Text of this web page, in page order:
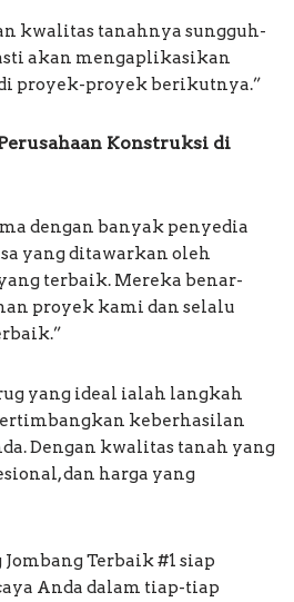
kwalitas tanahnya sungguh-
akan mengaplikasikan
proyek-proyek berikutnya.”
Konstruksi di
dengan banyak penyedia
yang ditawarkan oleh
terbaik. Mereka benar-
proyek kami dan selalu
yang ideal ialah langkah
keberhasilan
Dengan kwalitas tanah yang
dan harga yang
Terbaik #1 siap
Anda dalam tiap-tiap